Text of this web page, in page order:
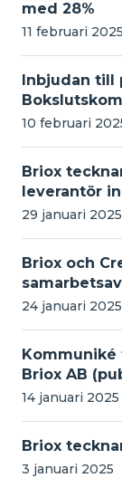
med 28%
11 februari 2025
Inbjudan till
10 februari
Briox
leverantör
29 januari 2025
Briox och
24 januari 2025
Kommuniké
Briox AB
14 januari 2025
Briox
3 januari 2025